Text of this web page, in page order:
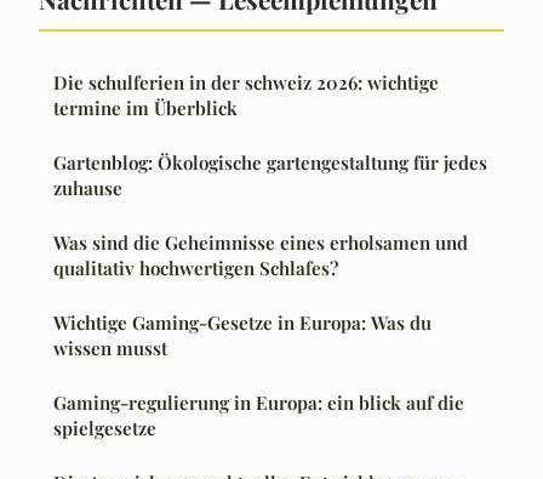
Die schulferien in der schweiz 2026: wichtige
termine im Überblick
Gartenblog: Ökologische gartengestaltung für jedes
zuhause
Was sind die Geheimnisse eines erholsamen und
qualitativ hochwertigen Schlafes?
Wichtige Gaming-Gesetze in Europa: Was du
wissen musst
Gaming-regulierung in Europa: ein blick auf die
spielgesetze